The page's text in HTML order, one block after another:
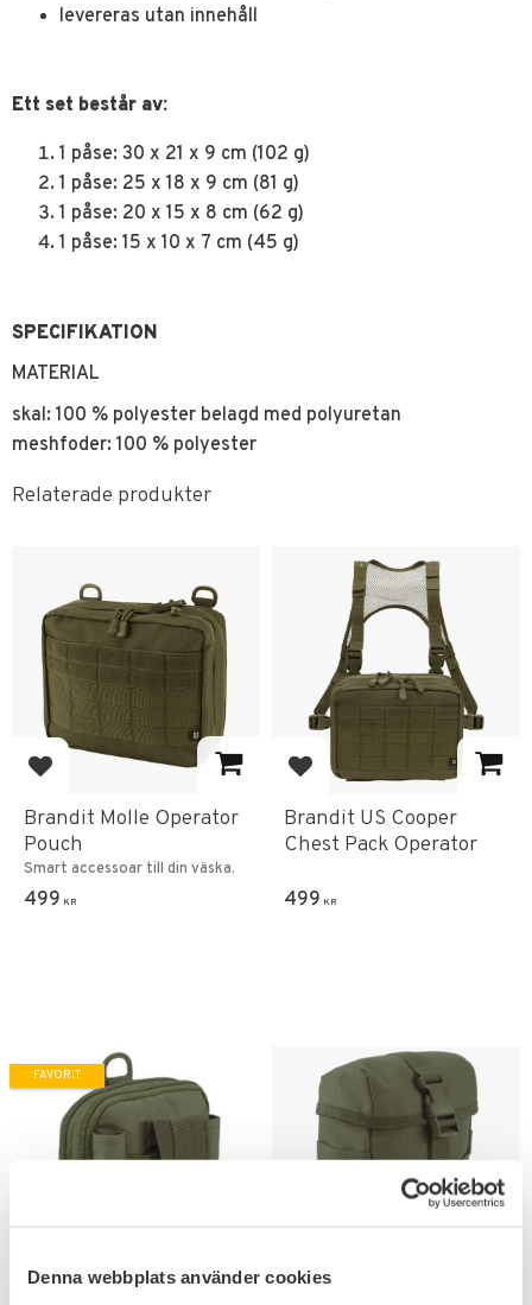
Denna webbplats använder cookies
levereras utan innehåll
Ett set består av:
1 påse: 30 x 21 x 9 cm (102 g)
1 påse: 25 x 18 x 9 cm (81 g)
1 påse: 20 x 15 x 8 cm (62 g)
1 påse: 15 x 10 x 7 cm (45 g)
SPECIFIKATION
MATERIAL
skal: 100 % polyester belagd med polyuretan
meshfoder: 100 % polyester
Relaterade produkter
Lägg till i favoriter
Brandit Molle Operator
Pouch
Smart accessoar till din väska.
499 KR
Lägg till i favoriter
Brandit US Cooper
Chest Pack Operator
499 KR
Lägg till i favoriter
FAVORIT
Lägg till i favoriter